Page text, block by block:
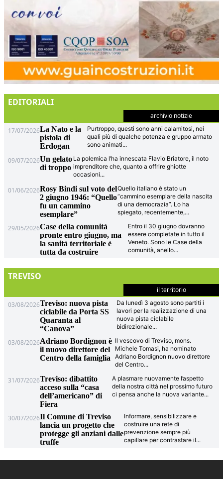
EDITORIALI
archivio notizie
17/07/2026La Nato e la
pistola di
Erdogan
Purtroppo, questi sono anni calamitosi, nei
quali più di qualche potenza e gruppo armato
sono animati...
09/07/2026Un gelato
di troppo
La polemica l’ha innescata Flavio Briatore, il noto
imprenditore che, quanto a offrire ghiotte
occasioni...
01/06/2026Rosy Bindi sul voto del
2 giugno 1946: “Quello
fu un cammino
esemplare”
Quello italiano è stato un
“cammino esemplare della nascita
di una democrazia”. Lo ha
spiegato, recentemente,...
29/05/2026Case della comunità
pronte entro giugno, ma
la sanità territoriale è
tutta da costruire
Entro il 30 giugno dovranno
essere completate in tutto il
Veneto. Sono le Case della
comunità, anello...
TREVISO
il territorio
03/08/2026Treviso: nuova pista
ciclabile da Porta SS
Quaranta al
“Canova”
Da lunedì 3 agosto sono partiti i
lavori per la realizzazione di una
nuova pista ciclabile
bidirezionale...
03/08/2026Adriano Bordignon è
il nuovo direttore del
Centro della famiglia
Il vescovo di Treviso, mons.
Michele Tomasi, ha nominato
Adriano Bordignon nuovo direttore
del Centro...
31/07/2026Treviso: dibattito
acceso sulla “casa
dell’americano” di
Fiera
A plasmare nuovamente l’aspetto
della nostra città nel prossimo futuro
ci pensa anche la nuova variante...
30/07/2026Il Comune di Treviso
lancia un progetto che
protegge gli anziani dalle
truffe
Informare, sensibilizzare e
costruire una rete di
prevenzione sempre più
capillare per contrastare il...